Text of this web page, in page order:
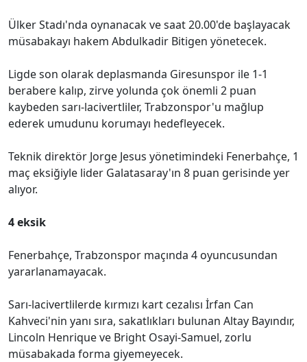
Ülker Stadı'nda oynanacak ve saat 20.00'de başlayacak
müsabakayı hakem Abdulkadir Bitigen yönetecek.
Ligde son olarak deplasmanda Giresunspor ile 1-1
berabere kalıp, zirve yolunda çok önemli 2 puan
kaybeden sarı-lacivertliler, Trabzonspor'u mağlup
ederek umudunu korumayı hedefleyecek.
Teknik direktör Jorge Jesus yönetimindeki Fenerbahçe, 1
maç eksiğiyle lider Galatasaray'ın 8 puan gerisinde yer
alıyor.
4 eksik
Fenerbahçe, Trabzonspor maçında 4 oyuncusundan
yararlanamayacak.
Sarı-lacivertlilerde kırmızı kart cezalısı İrfan Can
Kahveci'nin yanı sıra, sakatlıkları bulunan Altay Bayındır,
Lincoln Henrique ve Bright Osayi-Samuel, zorlu
müsabakada forma giyemeyecek.